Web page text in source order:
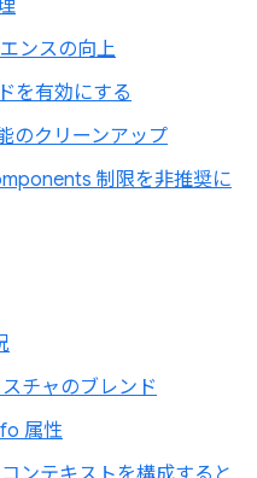
ンスの向上
を有効にする
のクリーンアップ
制限を非推奨に
チャのブレンド
属性